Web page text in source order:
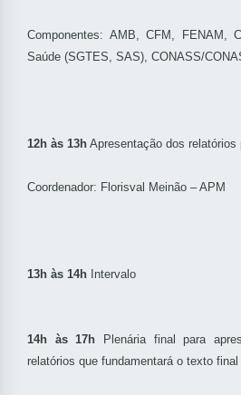
Componentes: AMB, CFM, FENAM,
Saúde (SGTES, SAS), CONASS/
12h às 13h Apresentação dos relatórios
Coordenador: Florisval Meinão – APM
13h às 14h Intervalo
14h às 17h Plenária final para
relatórios que fundamentará o texto